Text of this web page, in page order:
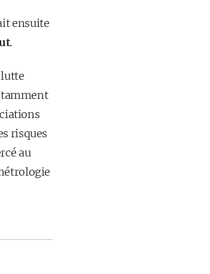
ensuite
.
lutte
risques
au